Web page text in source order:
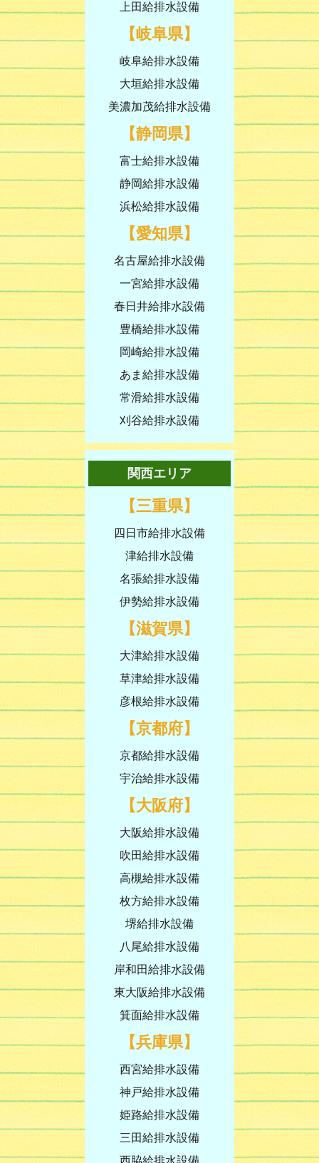
上田給排水設備
【岐阜県】
岐阜給排水設備
大垣給排水設備
美濃加茂給排水設備
【静岡県】
富士給排水設備
静岡給排水設備
浜松給排水設備
【愛知県】
名古屋給排水設備
一宮給排水設備
春日井給排水設備
豊橋給排水設備
岡崎給排水設備
あま給排水設備
常滑給排水設備
刈谷給排水設備
関西エリア
【三重県】
四日市給排水設備
津給排水設備
名張給排水設備
伊勢給排水設備
【滋賀県】
大津給排水設備
草津給排水設備
彦根給排水設備
【京都府】
京都給排水設備
宇治給排水設備
【大阪府】
大阪給排水設備
吹田給排水設備
高槻給排水設備
枚方給排水設備
堺給排水設備
八尾給排水設備
岸和田給排水設備
東大阪給排水設備
箕面給排水設備
【兵庫県】
西宮給排水設備
神戸給排水設備
姫路給排水設備
三田給排水設備
西脇給排水設備